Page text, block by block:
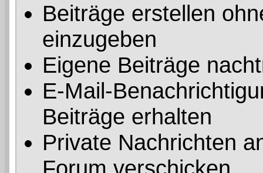
Beiträge erstellen
einzugeben
Eigene Beiträge
E-Mail-
Beiträge erhalten
Private Nachrichten